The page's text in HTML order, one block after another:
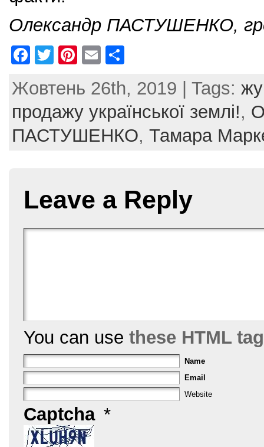
Олександр ПАСТУШЕНКО,
F
c
e
b
T
itt
er
Pi
er
e
st
E
ai
l
ar
e
Жовтень 26th, 2019 | Tags:
продажу української землі!,
ПАСТУШЕНКО, Тамара
Leave a Reply
You can use these HTML
Name
Email
Website
Captcha *